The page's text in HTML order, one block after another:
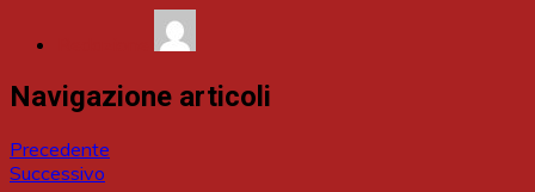
Navigazione articoli
Precedente
Successivo